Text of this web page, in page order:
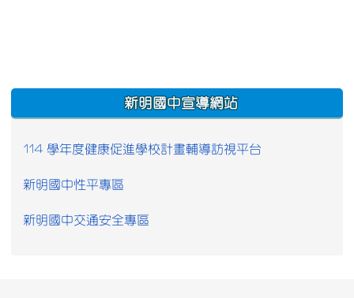
:::
新明國中宣導網站
114 學年度健康促進學校計畫輔導訪視平台
新明國中性平專區
新明國中交通安全專區